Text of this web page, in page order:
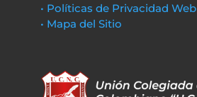
• Políticas de Privacidad Web
• Mapa del Sitio